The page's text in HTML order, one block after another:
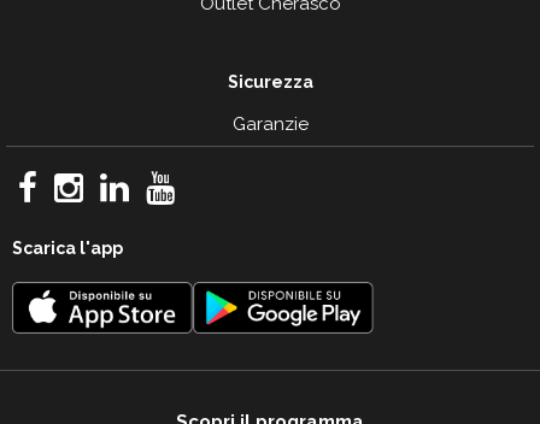
Sicurezza
Garanzie
Scarica l'app